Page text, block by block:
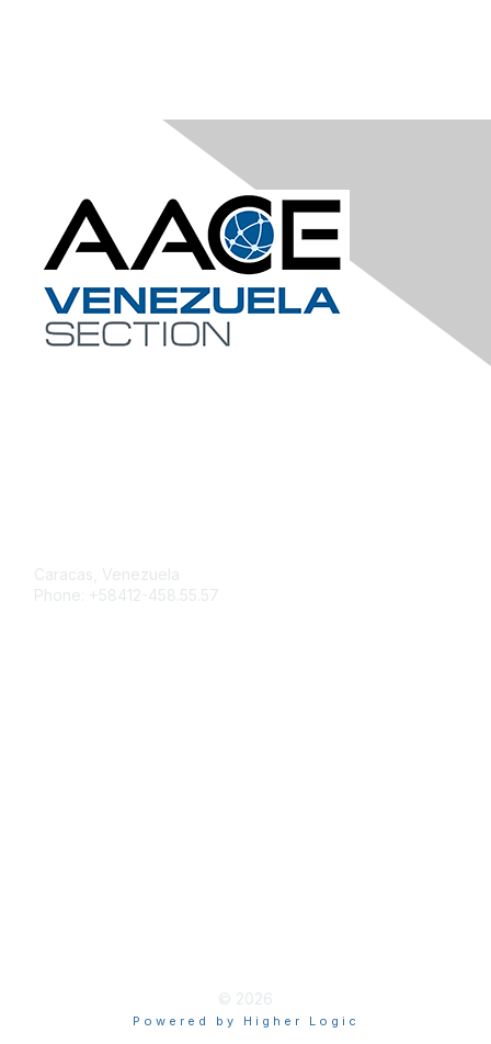
Caracas, Venezuela
Phone: +58412-458.55.57
© 2026
Powered by Higher Logic